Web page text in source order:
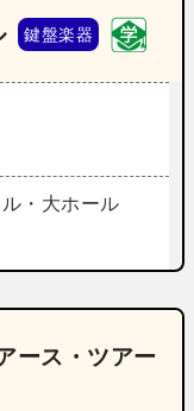
鍵盤楽器
・大ホール
ース・ツアー